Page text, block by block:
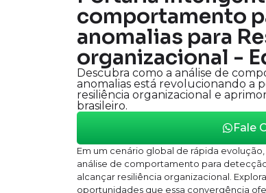
comportamento
anomalias para
organizacional -
Descubra como a análise de
anomalias está revolucionando a
resiliência organizacional e
brasileiro.
Fale
Em um cenário global de rápida
análise de comportamento para
alcançar resiliência organizacional.
oportunidades que essa convergência